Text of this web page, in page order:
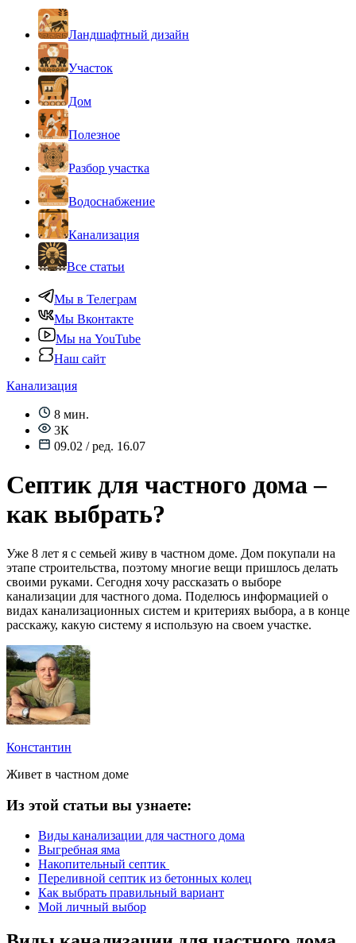
Ландшафтный дизайн
Участок
Дом
Полезное
Разбор участка
Водоснабжение
Канализация
Все статьи
Мы в Телеграм
Мы Вконтакте
Мы на YouTube
Наш сайт
Канализация
8 мин.
3К
09.02 / ред. 16.07
Септик для частного дома –
как выбрать?
Уже 8 лет я с семьей живу в частном доме. Дом покупали на
этапе строительства, поэтому многие вещи пришлось делать
своими руками. Сегодня хочу рассказать о выборе
канализации для частного дома. Поделюсь информацией о
видах канализационных систем и критериях выбора, а в конце
расскажу, какую систему я использую на своем участке.
Константин
Живет в частном доме
Из этой статьи вы узнаете:
Виды канализации для частного дома
Выгребная яма
Накопительный септик
Переливной септик из бетонных колец
Как выбрать правильный вариант
Мой личный выбор